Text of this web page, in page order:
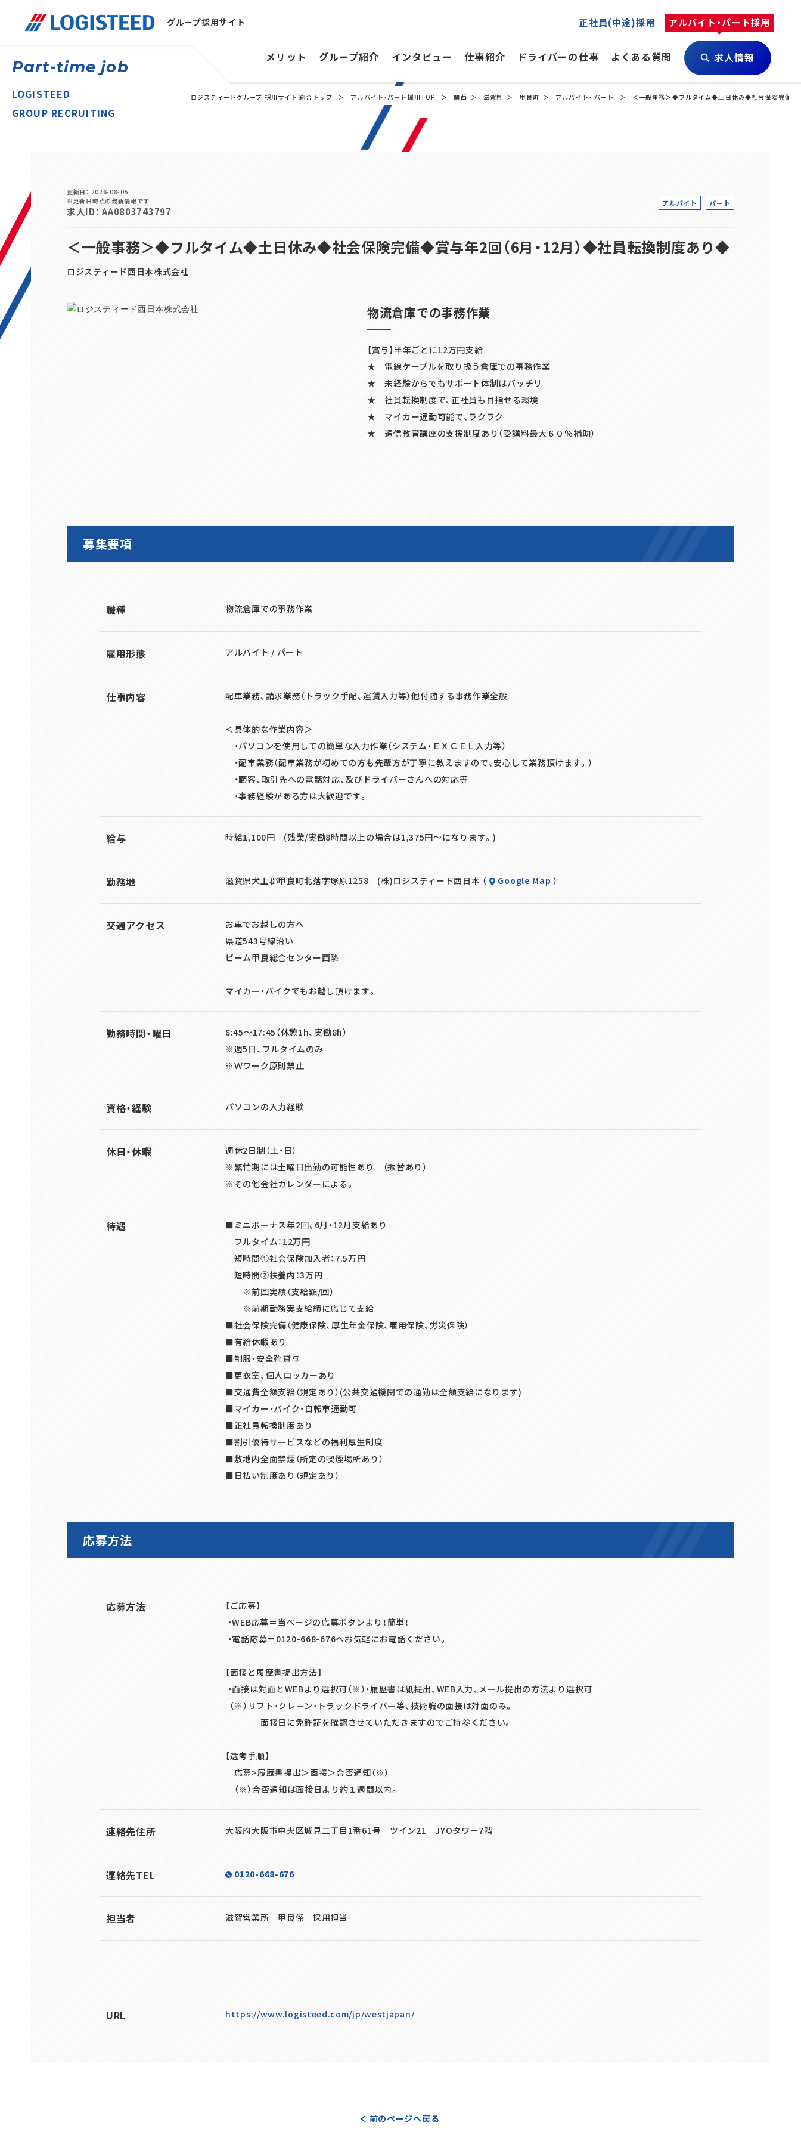
グループ採用サイト 正社員(中途)採用 アルバイト・パート採用
メリット グループ紹介 インタビュー 仕事紹介 ドライバーの仕事 よくある質問 求人情報
Part-time job
LOGISTEED
GROUP RECRUITING
ロジスティードグループ 採用サイト 総合トップ アルバイト・パート採用TOP 関西 滋賀県 甲良町 アルバイト・ パート ＜一般事務＞◆フルタイム◆土日休み◆社会保険完備◆
更新日
2026-08-05
※更新日時点の最新情報です
求人ID AA0803743797
アルバイト パート
＜一般事務＞◆フルタイム◆土日休み◆社会保険完備◆賞与年2回（6月・12月）◆社員転換制度あり◆
ロジスティード西日本株式会社
物流倉庫での事務作業
【賞与】半年ごとに12万円支給
★ 電線ケーブルを取り扱う倉庫での事務作業
★ 未経験からでもサポート体制はバッチリ
★ 社員転換制度で、正社員も目指せる環境
★ マイカー通勤可能で、ラクラク
★ 通信教育講座の支援制度あり（受講料最大６０％補助）
募集要項
職種 物流倉庫での事務作業
雇用形態 アルバイト / パート
仕事内容 配車業務、請求業務（トラック手配、運賃入力等）他付随する事務作業全般
＜具体的な作業内容＞
・パソコンを使用しての簡単な入力作業（システム・ＥＸＣＥＬ入力等）
・配車業務（配車業務が初めての方も先輩方が丁寧に教えますので、安心して業務頂けます。）
・顧客、取引先への電話対応、及びドライバーさんへの対応等
・事務経験がある方は大歓迎です。
給与 時給1,100円 (残業/実働8時間以上の場合は1,375円～になります。)
勤務地 滋賀県犬上郡甲良町北落字塚原1258 (株)ロジスティード西日本 （ Google Map ）
交通アクセス
お車でお越しの方へ
県道543号線沿い
ビーム甲良総合センター西隣
マイカー・バイクでもお越し頂けます。
勤務時間・曜日
8:45～17:45（休憩1h、実働8h）
※週5日、フルタイムのみ
※Ｗワーク原則禁止
資格・経験 パソコンの入力経験
休日・休暇
週休2日制（土・日）
※繁忙期には土曜日出勤の可能性あり （振替あり）
※その他会社カレンダーによる。
待遇
■ミニボーナス年2回、6月・12月支給あり
フルタイム：12万円
短時間①社会保険加入者：7.5万円
短時間②扶養内：3万円
※前回実績（支給額/回）
※前期勤務実支給績に応じて支給
■社会保険完備（健康保険、厚生年金保険、雇用保険、労災保険）
■有給休暇あり
■制服・安全靴貸与
■更衣室、個人ロッカーあり
■交通費全額支給（規定あり）(公共交通機関での通勤は全額支給になります)
■マイカー・バイク・自転車通勤可
■正社員転換制度あり
■割引優待サービスなどの福利厚生制度
■敷地内全面禁煙（所定の喫煙場所あり）
■日払い制度あり（規定あり）
応募方法
応募方法
【ご応募】
・WEB応募＝当ページの応募ボタンより！簡単！
・電話応募＝0120-668-676へお気軽にお電話ください。
【面接と履歴書提出方法】
・面接は対面とWEBより選択可（※）・履歴書は紙提出、WEB入力、メール提出の方法より選択可
（※）リフト・クレーン・トラックドライバー等、技術職の面接は対面のみ。
面接日に免許証を確認させていただきますのでご持参ください。
【選考手順】
応募>履歴書提出＞面接＞合否通知（※）
（※）合否通知は面接日より約１週間以内。
連絡先住所 大阪府大阪市中央区城見二丁目1番61号 ツイン21 JYOタワー7階
連絡先TEL 0120-668-676
担当者 滋賀営業所 甲良係 採用担当
URL https://www.logisteed.com/jp/westjapan/
前のページへ戻る